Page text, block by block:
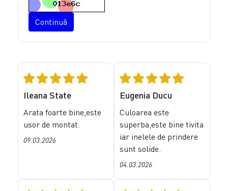
Continuă
Ileana State
Arata foarte bine,este
usor de montat.
09.03.2026
Eugenia Ducu
Culoarea este
superba,este bine tivita
iar inelele de prindere
sunt solide.
04.03.2026